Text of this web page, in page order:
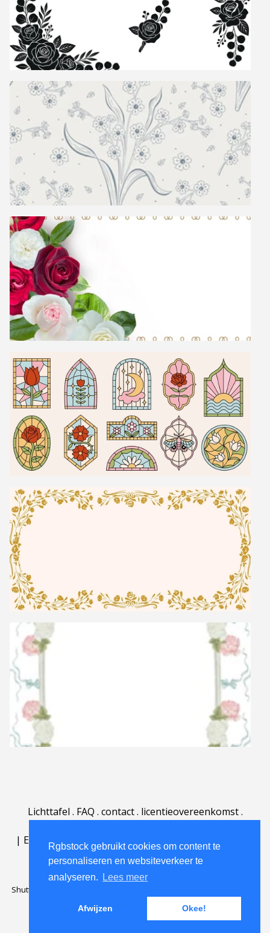
Rgbstock gebruikt cookies om content te
personaliseren en websiteverkeer te
analyseren.
Lees meer
Afwijzen Okee!
Lichttafel . FAQ . contact. licentieovereenkomst.
| English | Deutsch Español | Português
Nederlands|
Shutterstock official partner of Rgbstock
Rgbstock